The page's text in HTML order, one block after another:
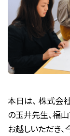
本日は、 株式会
の玉井先生、福
お越しいただき